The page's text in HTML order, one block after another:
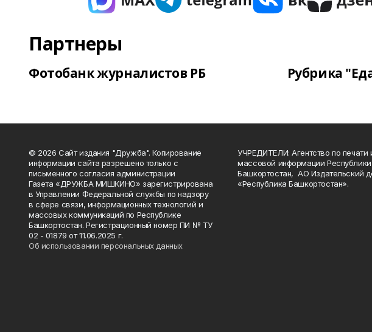
Партнеры
Фотобанк журналистов РБ Рубрика
© 2026 Сайт издания "Дружба". Копирование
информации сайта разрешено только с
письменного согласия администрации
Газета «ДРУЖБА МИШКИНО» зарегистрирована
в Управлении Федеральной службы по надзору
в сфере связи, информационных технологий и
массовых коммуникаций по Республике
Башкортостан. Регистрационный номер ПИ № ТУ
02 - 01879 от 11.06.2025 г.
Об использовании персональных данных
УЧРЕДИТЕЛИ: Агентство по печати
массовой информации Республики
Башкортостан, АО Издательский
«Республика Башкортостан».